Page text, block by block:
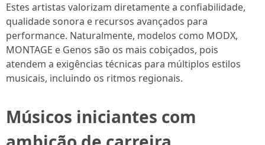
Estes artistas valorizam diretamente a confiabilidade,
qualidade sonora e recursos avançados para
performance. Naturalmente, modelos como MODX,
MONTAGE e Genos são os mais cobiçados, pois
atendem a exigências técnicas para múltiplos estilos
musicais, incluindo os ritmos regionais.
Músicos iniciantes com